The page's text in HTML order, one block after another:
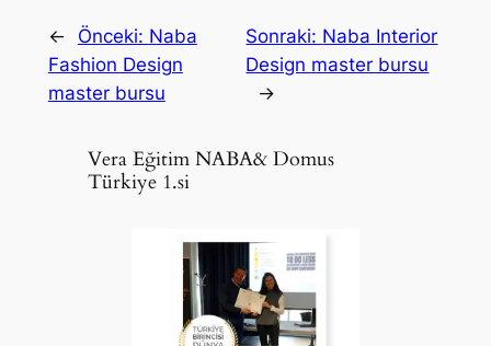
← Önceki: Naba
Fashion Design
master bursu
Sonraki: Naba Interior
Design master bursu
→
Vera Eğitim NABA& Domus
Türkiye 1.si